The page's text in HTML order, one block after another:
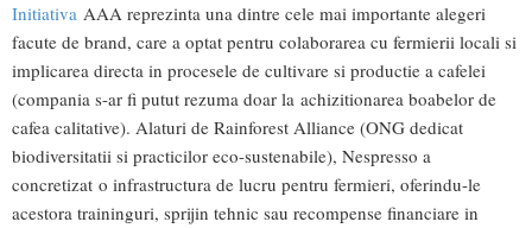
Initiativa AAA reprezinta una dintre cele mai importante alegeri
facute de brand, care a optat pentru colaborarea cu fermierii locali si
implicarea directa in procesele de cultivare si productie a cafelei
(compania s-ar fi putut rezuma doar la achizitionarea boabelor de
cafea calitative). Alaturi de Rainforest Alliance (ONG dedicat
biodiversitatii si practicilor eco-sustenabile), Nespresso a
concretizat o infrastructura de lucru pentru fermieri, oferindu-le
acestora traininguri, sprijin tehnic sau recompense financiare in